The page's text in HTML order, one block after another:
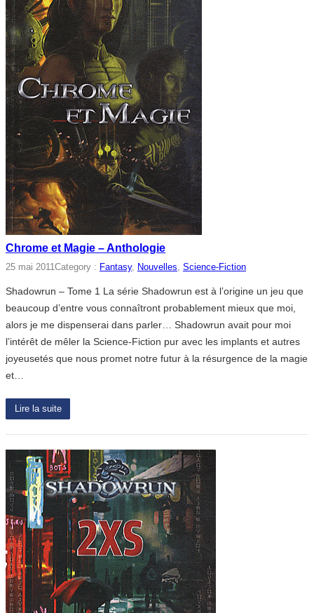
Chrome et Magie – Anthologie
25 mai 2011Category : Fantasy, Nouvelles, Science-Fiction
Shadowrun – Tome 1 La série Shadowrun est à l’origine un jeu que
beaucoup d’entre vous connaîtront probablement mieux que moi,
alors je me dispenserai dans parler… Shadowrun avait pour moi
l’intérêt de mêler la Science-Fiction pur avec les implants et autres
joyeusetés que nous promet notre futur à la résurgence de la magie
et…
Lire la suite